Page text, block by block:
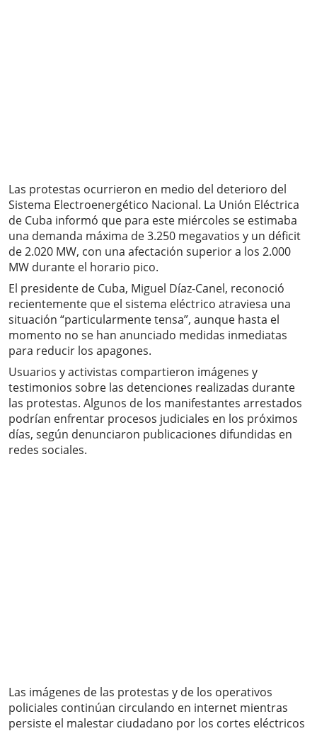
Las protestas ocurrieron en medio del deterioro del
Sistema Electroenergético Nacional. La Unión Eléctrica
de Cuba informó que para este miércoles se estimaba
una demanda máxima de 3.250 megavatios y un déficit
de 2.020 MW, con una afectación superior a los 2.000
MW durante el horario pico.
El presidente de Cuba, Miguel Díaz-Canel, reconoció
recientemente que el sistema eléctrico atraviesa una
situación “particularmente tensa”, aunque hasta el
momento no se han anunciado medidas inmediatas
para reducir los apagones.
Usuarios y activistas compartieron imágenes y
testimonios sobre las detenciones realizadas durante
las protestas. Algunos de los manifestantes arrestados
podrían enfrentar procesos judiciales en los próximos
días, según denunciaron publicaciones difundidas en
redes sociales.
Las imágenes de las protestas y de los operativos
policiales continúan circulando en internet mientras
persiste el malestar ciudadano por los cortes eléctricos